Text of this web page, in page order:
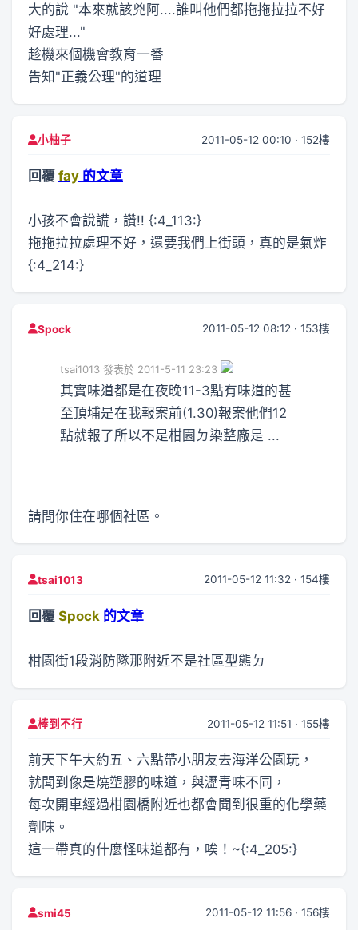
大的說 "本來就該兇阿....誰叫他們都拖拖拉拉不好
好處理..."
趁機來個機會教育一番
告知"正義公理"的道理
小柚子 2011-05-12 00:10 · 152樓
回覆 fay 的文章
小孩不會說謊，讚!! {:4_113:}
拖拖拉拉處理不好，還要我們上街頭，真的是氣炸
{:4_214:}
Spock 2011-05-12 08:12 · 153樓
tsai1013 發表於 2011-5-11 23:23
其實味道都是在夜晚11-3點有味道的甚
至頂埔是在我報案前(1.30)報案他們12
點就報了所以不是柑園ㄉ染整廠是 ...
請問你住在哪個社區。
tsai1013 2011-05-12 11:32 · 154樓
回覆 Spock 的文章
柑園街1段消防隊那附近不是社區型態ㄉ
棒到不行 2011-05-12 11:51 · 155樓
前天下午大約五、六點帶小朋友去海洋公園玩，
就聞到像是燒塑膠的味道，與瀝青味不同，
每次開車經過柑園橋附近也都會聞到很重的化學藥
劑味。
這一帶真的什麼怪味道都有，唉！~{:4_205:}
smi45 2011-05-12 11:56 · 156樓